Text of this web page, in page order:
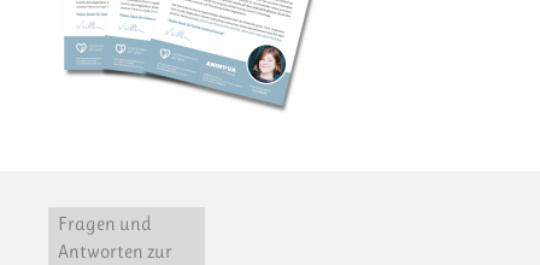
Fragen und
Antworten zur